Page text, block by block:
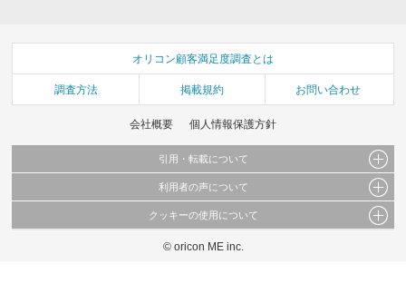
オリコン顧客満足度調査とは
調査方法 掲載規約 お問い合わせ
会社概要 個人情報保護方針
引用・転載について
当サイトで公開されている情報（文字、写真、イラスト、画像データ等）及びこれらの配
これらの情報を権利者の許可なく無断転載・複製などの二次利用を行うことは固く禁じて
利用者の声について
当サイトに掲載している内容はすべてサービスの利用者が提出された見解・感想です。
弊社の見解・ 意見ではないことをご理解いただいた上でご覧ください。
クッキーの使用について
このサイトでは Cookie を使用して、ユーザーに合わせたコンテンツや広告の表示、ソー
© oricon ME inc.